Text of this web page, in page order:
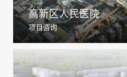
高新区人民医院
项目咨询